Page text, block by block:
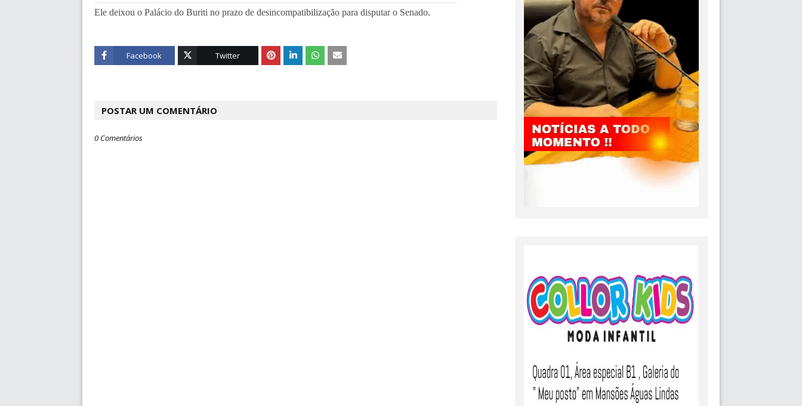
Ele deixou o Palácio do Buriti no prazo de desincompatibilização para disputar o Senado.
Facebook Twitter
POSTAR UM COMENTÁRIO
0 Comentários